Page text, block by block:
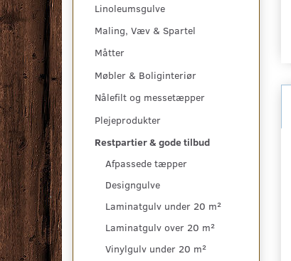
Linoleumsgulve
Maling, Væv & Spartel
Måtter
Møbler & Boliginteriør
Nålefilt og messetæpper
Plejeprodukter
Restpartier & gode tilbud
Afpassede tæpper
Designgulve
Laminatgulv under 20 m²
Laminatgulv over 20 m²
Vinylgulv under 20 m²